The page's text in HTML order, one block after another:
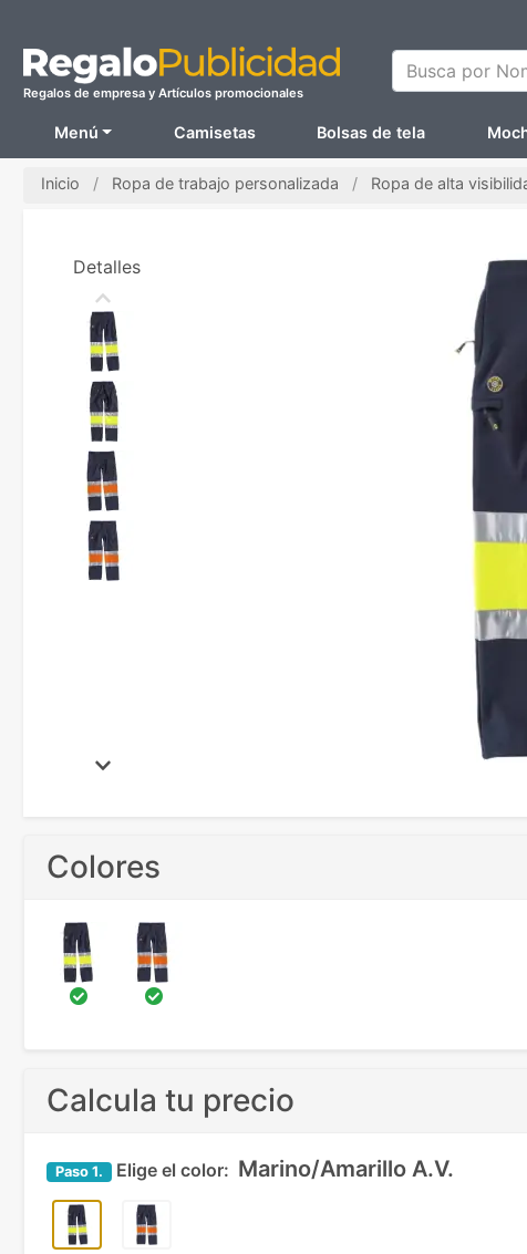
Regalos de empresa y Artículos promocionales
Busca por
Menú Camisetas Bolsas de tela
Inicio Ropa de trabajo personalizada Ropa de alta
Detalles
Colores
Calcula tu precio
Paso 1. Elige el color: Marino/Amarillo A.V.